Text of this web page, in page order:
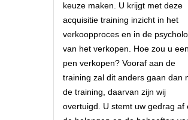
keuze maken. U krijgt met deze
acquisitie training inzicht in het
verkoopproces en in de
van het verkopen. Hoe zou u een
pen verkopen? Vooraf aan de
training zal dit anders gaan dan
de training, daarvan zijn wij
overtuigd. U stemt uw gedrag af